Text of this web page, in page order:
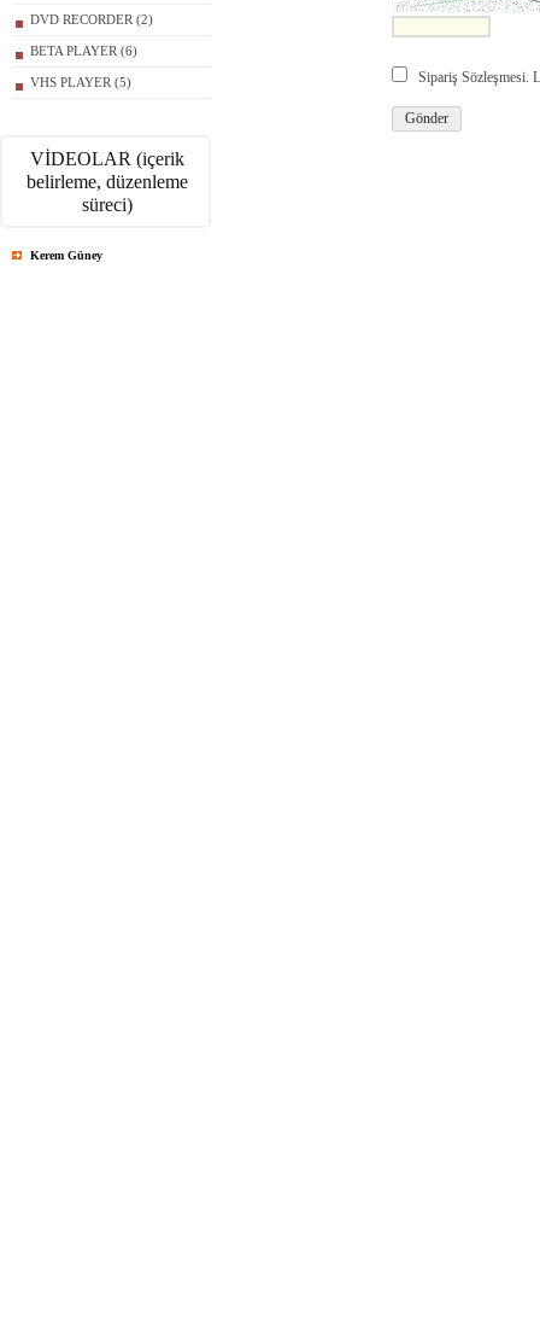
DVD RECORDER (2)
BETA PLAYER (6)
VHS PLAYER (5)
VİDEOLAR (içerik
belirleme, düzenleme
süreci)
Kerem Güney
Sipariş